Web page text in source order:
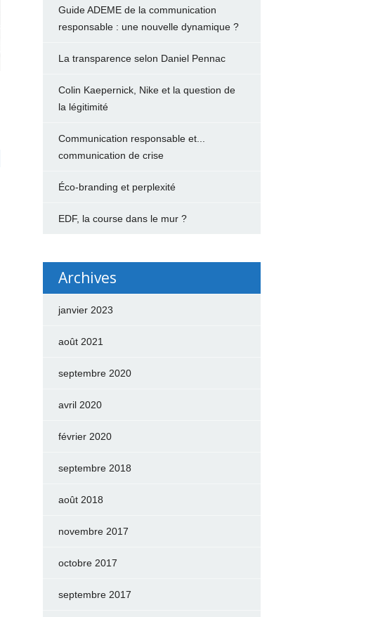
Guide ADEME de la communication
responsable : une nouvelle dynamique ?
La transparence selon Daniel Pennac
Colin Kaepernick, Nike et la question de
la légitimité
Communication responsable et...
communication de crise
Éco-branding et perplexité
EDF, la course dans le mur ?
Archives
janvier 2023
août 2021
septembre 2020
avril 2020
février 2020
septembre 2018
août 2018
novembre 2017
octobre 2017
septembre 2017